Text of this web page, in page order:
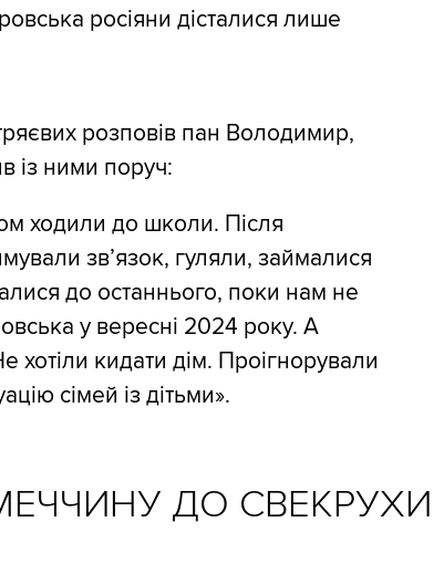
росіяни дісталися лише
розповів пан Володимир,
із ними поруч:
ходили до школи. Після
зв’язок, гуляли, займалися
до останнього, поки нам не
у вересні 2024 року. А
кидати дім. Проігнорували
сімей із дітьми».
ДО СВЕКРУХИ